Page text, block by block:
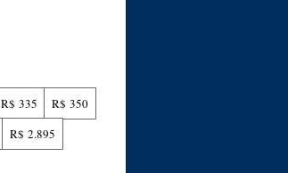
R$ 335
R$ 350
R$ 2.895